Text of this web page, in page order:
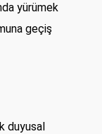
yürümek
geçiş
duyusal